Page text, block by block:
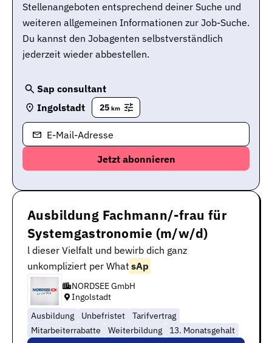
Stellenangeboten entsprechend deiner Suche und
weiteren allgemeinen Informationen zur Job-Suche.
Du kannst den Jobagenten selbstverständlich
jederzeit wieder abbestellen.
Sap consultant
Ingolstadt
25 km
E-Mail-Adresse
Ausbildung Fachmann/-frau für
Systemgastronomie (m/w/d)
l dieser Vielfalt und bewirb dich ganz
unkompliziert per What sAp
NORDSEE GmbH
Ingolstadt
Ausbildung
Unbefristet
Tarifvertrag
Mitarbeiterrabatte
Weiterbildung 13. Monatsgehalt